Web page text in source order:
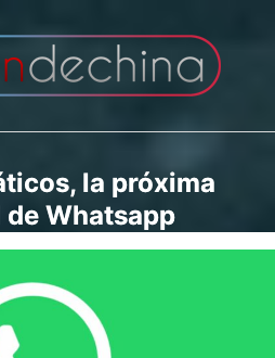
la próxima
de Whatsapp